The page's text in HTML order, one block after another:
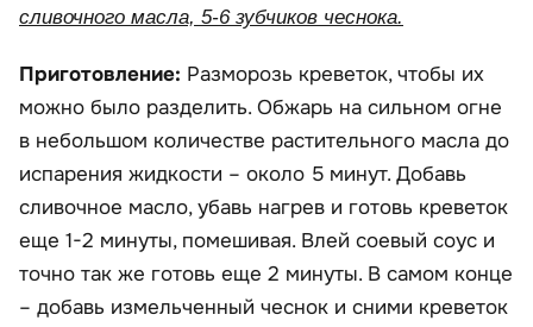
сливочного масла, 5-6 зубчиков чеснока.
Приготовление: Разморозь креветок, чтобы их
можно было разделить. Обжарь на сильном огне
в небольшом количестве растительного масла до
испарения жидкости – около 5 минут. Добавь
сливочное масло, убавь нагрев и готовь креветок
еще 1-2 минуты, помешивая. Влей соевый соус и
точно так же готовь еще 2 минуты. В самом конце
– добавь измельченный чеснок и сними креветок